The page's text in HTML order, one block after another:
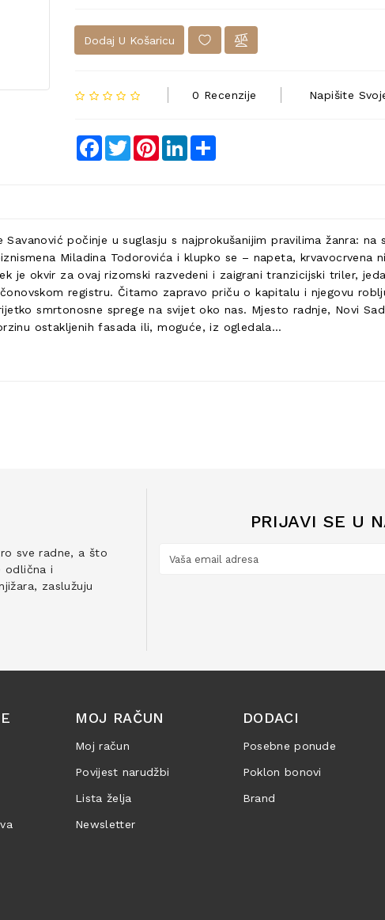
Dodaj U Košaricu
0 Recenzije Napišite
Facebook
TwitterPinterestLinkedIn
počinje u suglasju s najprokušanijim pravilima žanra:
Miladina Todorovića i klupko se – napeta, krvavocrvena
okvir za ovaj rizomski razvedeni i zaigrani tranzicijski triler,
registru. Čitamo zapravo priču o kapitalu i njegovu
smrtonosne sprege na svijet oko nas. Mjesto radnje, Novi
ostakljenih fasada ili, moguće, iz ogledala…
sve radne, a što
odlična i
zaslužuju
PRIJAVI SE U
MOJ RAČUN
Moj račun
Povijest narudžbi
Lista želja
Newsletter
DODACI
Posebne ponude
Poklon bonovi
Brand